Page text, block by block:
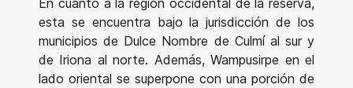
En cuanto a la región occidental de la reserva,
esta se encuentra bajo la jurisdicción de los
municipios de Dulce Nombre de Culmí al sur y
de Iriona al norte. Además, Wampusirpe en el
lado oriental se superpone con una porción de